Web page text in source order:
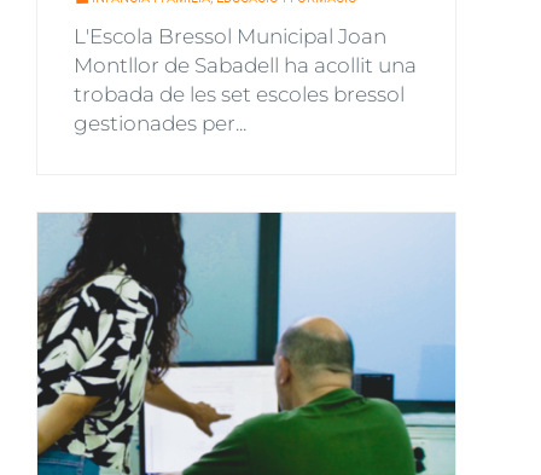
L'Escola Bressol Municipal Joan
Montllor de Sabadell ha acollit una
trobada de les set escoles bressol
gestionades per...